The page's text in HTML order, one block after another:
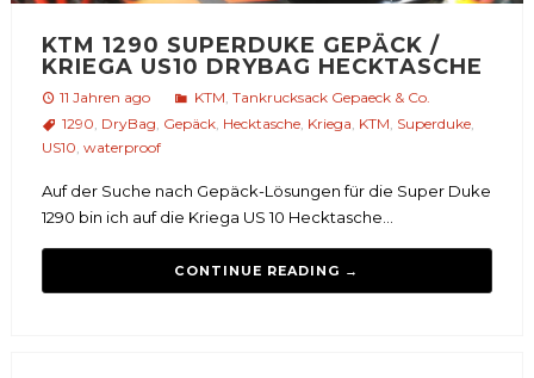
KTM 1290 SUPERDUKE GEPÄCK /
KRIEGA US10 DRYBAG HECKTASCHE
11 Jahren ago KTM, Tankrucksack Gepaeck & Co.
1290, DryBag, Gepäck, Hecktasche, Kriega, KTM, Superduke,
US10, waterproof
Auf der Suche nach Gepäck-Lösungen für die Super Duke
1290 bin ich auf die Kriega US 10 Hecktasche...
CONTINUE READING →